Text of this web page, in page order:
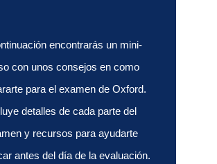
encontrarás un mini-
con unos consejos en como
para el examen de Oxford.
detalles de cada parte del
y recursos para ayudarte
antes del día de la evaluación.